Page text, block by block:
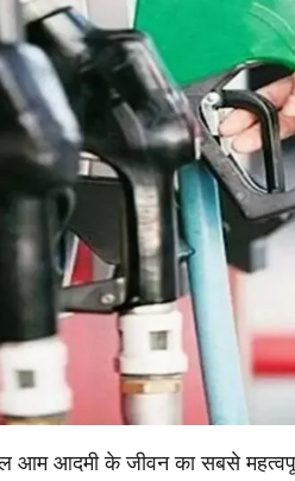
आम आदमी के जीवन का सबसे